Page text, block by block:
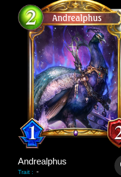
Andrealphus
Trait : -